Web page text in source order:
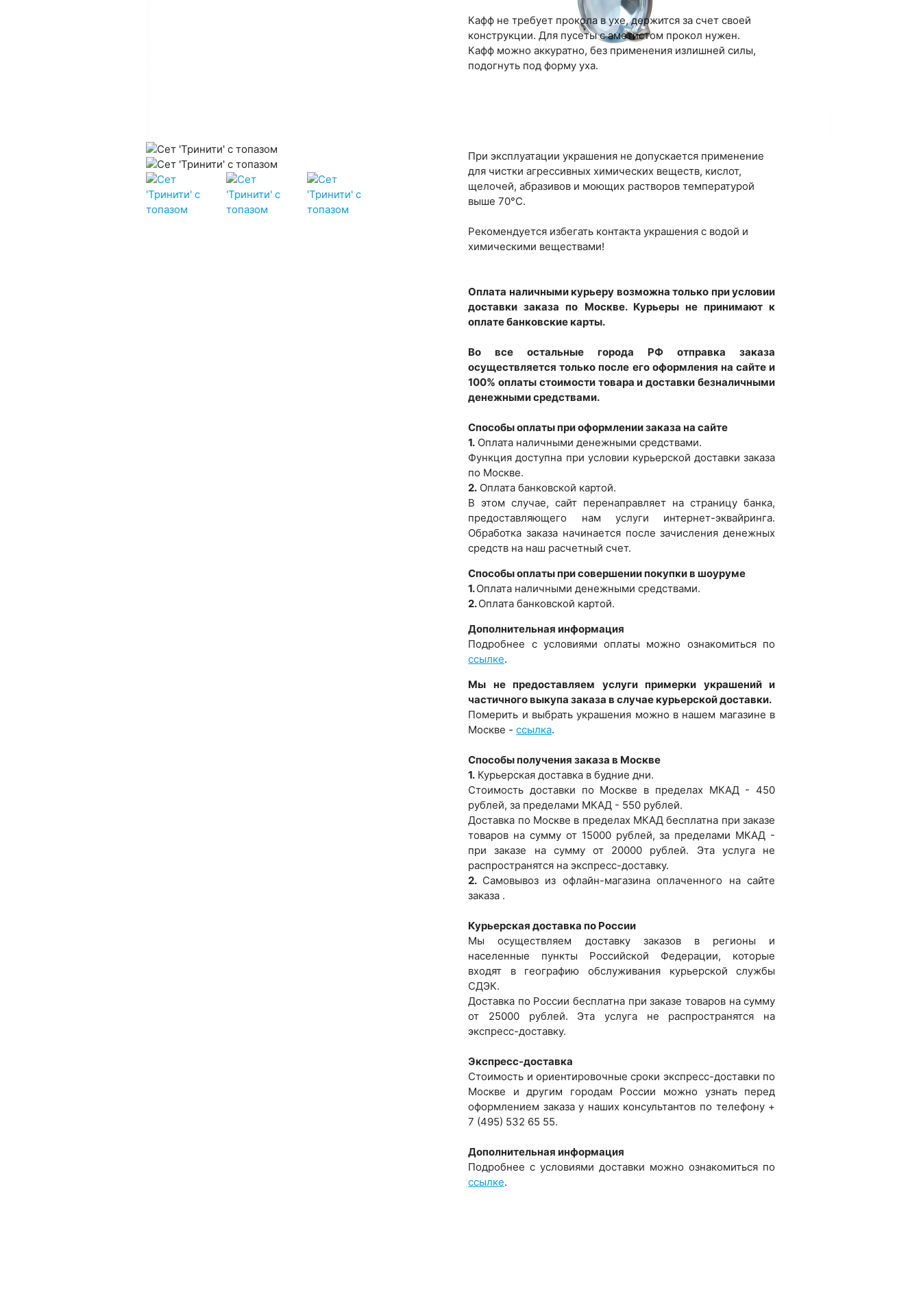
Кафф не требует прокола в ухе, держится за счет своей
конструкции. Для пусеты с аметистом прокол нужен.
Кафф можно аккуратно, без применения излишней силы,
подогнуть под форму уха.
При эксплуатации украшения не допускается применение
для чистки агрессивных химических веществ, кислот,
щелочей, абразивов и моющих растворов температурой
выше 70°С.
Рекомендуется избегать контакта украшения с водой и
химическими веществами!
Оплата наличными курьеру возможна только при условии
доставки заказа по Москве. Курьеры не принимают к
оплате банковские карты.
Во все остальные города РФ отправка заказа
осуществляется только после его оформления на сайте и
100% оплаты стоимости товара и доставки безналичными
денежными средствами.
Способы оплаты при оформлении заказа на сайте
1. Оплата наличными денежными средствами.
Функция доступна при условии курьерской доставки заказа
по Москве.
2. Оплата банковской картой.
В этом случае, сайт перенаправляет на страницу банка,
предоставляющего нам услуги интернет-эквайринга.
Обработка заказа начинается после зачисления денежных
средств на наш расчетный счет.
Способы оплаты при совершении покупки в шоуруме
1.Оплата наличными денежными средствами.
2.Оплата банковской картой.
Дополнительная информация
Подробнее с условиями оплаты можно ознакомиться по
ссылке.
Мы не предоставляем услуги примерки украшений и
частичного выкупа заказа в случае курьерской доставки.
Померить и выбрать украшения можно в нашем магазине в
Москве -ссылка.
Способы получения заказа в Москве
1. Курьерская доставка в будние дни.
Стоимость доставки по Москве в пределах МКАД - 450
рублей, за пределами МКАД - 550 рублей.
Доставка по Москве в пределах МКАД бесплатна при заказе
товаров на сумму от 15000 рублей, за пределами МКАД -
при заказе на сумму от 20000 рублей. Эта услуга не
распространятся на экспресс-доставку.
2. Самовывоз из офлайн-магазина оплаченного на сайте
заказа .
Курьерская доставка по России
Мы осуществляем доставку заказов в регионы и
населенные пункты Российской Федерации, которые
входят в географию обслуживания курьерской службы
СДЭК.
Доставка по России бесплатна при заказе товаров на сумму
от 25000 рублей. Эта услуга не распространятся на
экспресс-доставку.
Экспресс-доставка
Стоимость и ориентировочные сроки экспресс-доставки по
Москве и другим городам России можно узнать перед
оформлением заказа у наших консультантов по телефону +
7 (495) 532 65 55.
Дополнительная информация
Подробнее с условиями доставки можно ознакомиться по
ссылке.